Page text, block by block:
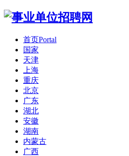
首页Portal
国家
天津
上海
重庆
北京
广东
湖北
安徽
湖南
内蒙古
广西